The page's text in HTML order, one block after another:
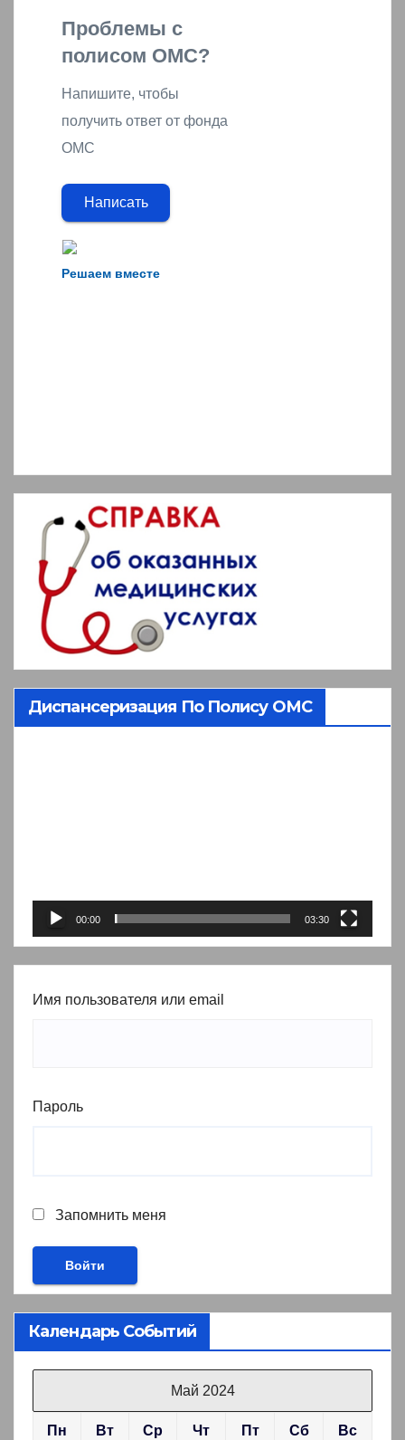
Решаем вместе
Проблемы с
полисом ОМС?
Напишите, чтобы
получить ответ от фонда
ОМС
Написать
Диспансеризация По Полису ОМС
00:00 03:30
Имя пользователя или email
Пароль
Запомнить меня
Календарь Событий
Май 2024
Пн Вт Ср Чт Пт Сб Вс